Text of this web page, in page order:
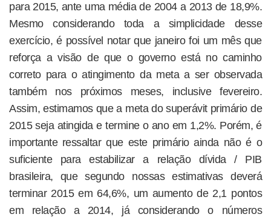
para 2015, ante uma média de 2004 a 2013 de 18,9%.
Mesmo considerando toda a simplicidade desse
exercício, é possível notar que janeiro foi um mês que
reforça a visão de que o governo está no caminho
correto para o atingimento da meta a ser observada
também nos próximos meses, inclusive fevereiro.
Assim, estimamos que a meta do superávit primário de
2015 seja atingida e termine o ano em 1,2%. Porém, é
importante ressaltar que este primário ainda não é o
suficiente para estabilizar a relação dívida / PIB
brasileira, que segundo nossas estimativas deverá
terminar 2015 em 64,6%, um aumento de 2,1 pontos
em relação a 2014, já considerando o números